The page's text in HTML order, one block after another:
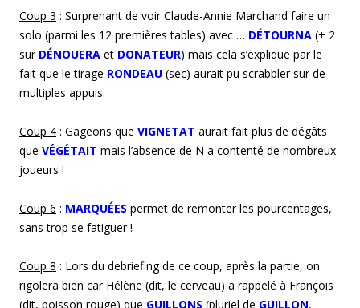
Coup 3 : Surprenant de voir Claude-Annie Marchand faire un
solo (parmi les 12 premières tables) avec … DÉTOURNA (+ 2
sur DÉNOUERA et DONATEUR) mais cela s’explique par le
fait que le tirage RONDEAU (sec) aurait pu scrabbler sur de
multiples appuis.
Coup 4 : Gageons que VIGNETAT aurait fait plus de dégâts
que VÉGÉTAIT mais l’absence de N a contenté de nombreux
joueurs !
Coup 6 : MARQUÉES permet de remonter les pourcentages,
sans trop se fatiguer !
Coup 8 : Lors du debriefing de ce coup, après la partie, on
rigolera bien car Hélène (dit, le cerveau) a rappelé à François
(dit, poisson rouge) que GUILLONS (pluriel de GUILLON,